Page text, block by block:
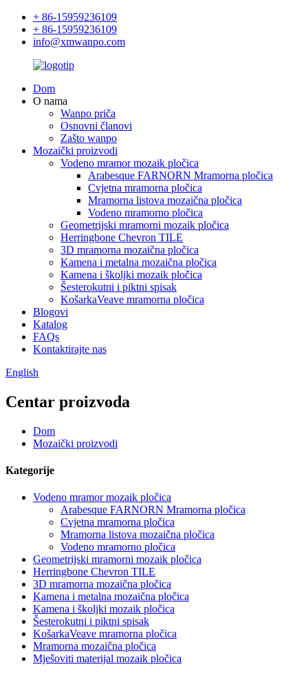
+ 86-15959236109
+ 86-15959236109
info@xmwanpo.com
Dom
O nama
Wanpo priča
Osnovni članovi
Zašto wanpo
Mozaički proizvodi
Vodeno mramor mozaik pločica
Arabesque FARNORN Mramorna pločica
Cvjetna mramorna pločica
Mramorna listova mozaična pločica
Vodeno mramorno pločica
Geometrijski mramorni mozaik pločica
Herringbone Chevron TILE
3D mramorna mozaična pločica
Kamena i metalna mozaična pločica
Kamena i školjki mozaik pločica
Šesterokutni i piktni spisak
KošarkaVeave mramorna pločica
Blogovi
Katalog
FAQs
Kontaktirajte nas
English
Centar proizvoda
Dom
Mozaički proizvodi
Kategorije
Vodeno mramor mozaik pločica
Arabesque FARNORN Mramorna pločica
Cvjetna mramorna pločica
Mramorna listova mozaična pločica
Vodeno mramorno pločica
Geometrijski mramorni mozaik pločica
Herringbone Chevron TILE
3D mramorna mozaična pločica
Kamena i metalna mozaična pločica
Kamena i školjki mozaik pločica
Šesterokutni i piktni spisak
KošarkaVeave mramorna pločica
Mramorna mozaična pločica
Mješoviti materijal mozaik pločica